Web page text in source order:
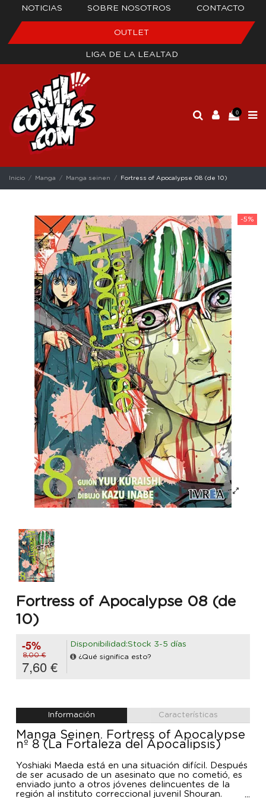
NOTICIAS SOBRE NOSOTROS CONTACTO
OUTLET
LIGA DE LA LEALTAD
0
Inicio Manga Manga seinen Fortress of Apocalypse 08 (de 10)
-5%
Fortress of Apocalypse 08 (de
10)
-5%
8,00 €
7,60 €
Disponibilidad:Stock 3-5 días
¿Qué significa esto?
Información Características
Manga Seinen. Fortress of Apocalypse
nº 8 (La Fortaleza del Apocalipsis)
Yoshiaki Maeda está en una situación difícil. Después
de ser acusado de un asesinato que no cometió, es
enviado junto a otros jóvenes delincuentes de la
región al instituto correccional juvenil Shouran.